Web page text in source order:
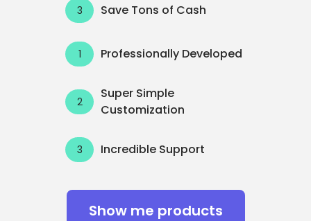
Save Tons of Cash
Professionally Developed
Super Simple
Customization
Incredible Support
Show me products